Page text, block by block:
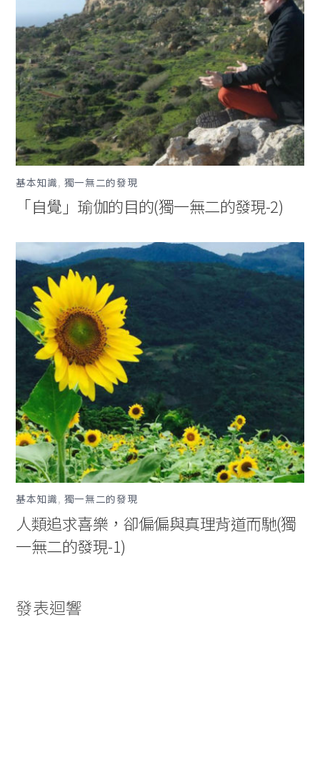
基本知識, 獨一無二的發現
「自覺」瑜伽的目的(獨一無二的發現-2)
基本知識, 獨一無二的發現
人類追求喜樂，卻偏偏與真理背道而馳(獨
一無二的發現-1)
發表迴響